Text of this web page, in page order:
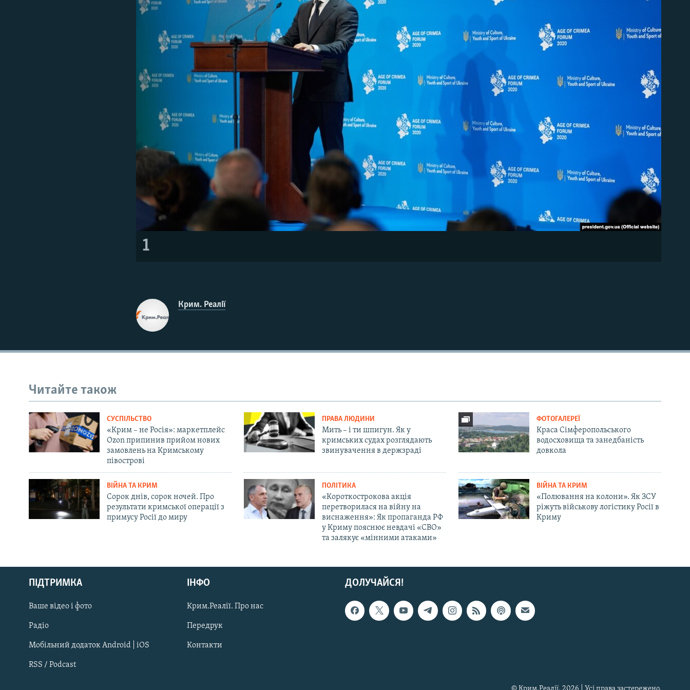
Русский
Qırımtatar
ДОЛУЧАЙСЯ!
1
Крим. Реалії
Читайте також
СУСПІЛЬСТВО
«Крим – не Росія»: маркетплейс
Ozon припинив прийом нових
замовлень на Кримському
півострові
ПРАВА ЛЮДИНИ
Мить – і ти шпигун. Як у
кримських судах розглядають
звинувачення в держзраді
ФОТОГАЛЕРЕЇ
Краса Сімферопольського
водосховища та занедбаність
довкола
ВІЙНА ТА КРИМ
Сорок днів, сорок ночей. Про
результати кримської операції з
примусу Росії до миру
ПОЛІТИКА
«Короткострокова акція
перетворилася на війну на
виснаження»: Як пропаганда РФ
у Криму пояснює невдачі «СВО»
та залякує «мінними атаками»
ВІЙНА ТА КРИМ
«Полювання на колони». Як ЗСУ
ріжуть військову логістику Росії в
Криму
ДОЛУЧАЙСЯ!
ПІДТРИМКА
Ваше відео і фото
Радіо
Мобільний додаток Android | iOS
RSS / Podcast
ІНФО
Крим.Реалії. Про нас
Передрук
Контакти